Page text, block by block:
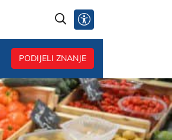
@
PODIJELI ZNANJE